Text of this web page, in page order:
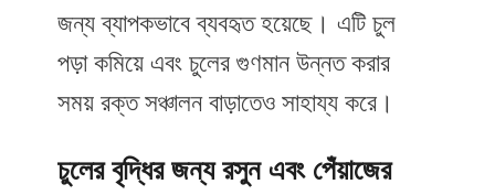
জন্য ব্যাপকভাবে ব্যবহৃত হয়েছে। এটি চুল
পড়া কমিয়ে এবং চুলের গুণমান উন্নত করার
সময় রক্ত সঞ্চালন বাড়াতেও সাহায্য করে।
চুলের বৃদ্ধির জন্য রসুন এবং পেঁয়াজের